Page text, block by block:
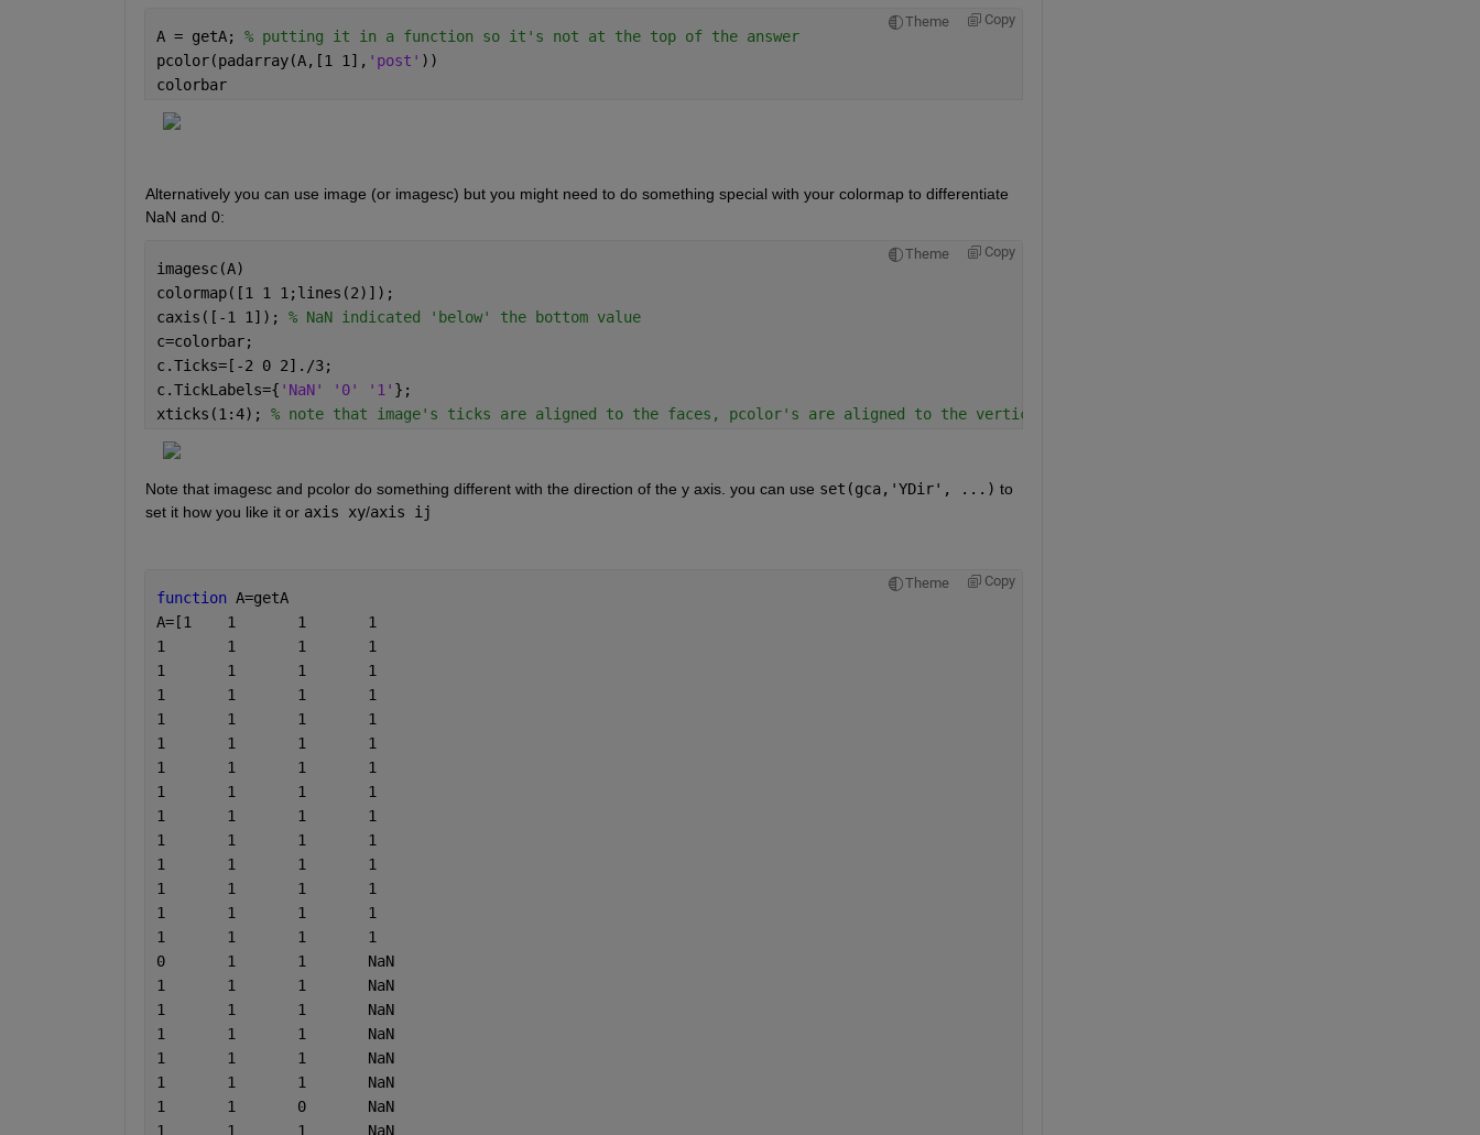
Theme Copy
A = getA; % putting it in a function so it's not at the top of the answer
pcolor(padarray(A,[1 1], 'post' ))
colorbar
Alternatively you can use image (or imagesc) but you might need to do something special with your colormap to differentiate
NaN and 0:
Theme Copy
imagesc(A)
colormap([1 1 1;lines(2)]);
caxis([-1 1]); % NaN indicated 'below' the bottom value
c=colorbar;
c.Ticks=[-2 0 2]./3;
c.TickLabels={ 'NaN' '0' '1' };
xticks(1:4); % note that image's ticks are aligned to the faces, pcolor's are aligned to the vertices
Note that imagesc and pcolor do something different with the direction of the y axis. you can use set(gca,'YDir', ...) to
set it how you like it or axis xy/axis ij
Theme Copy
function A=getA
A=[1	1	1	1
1	1	1	1
1	1	1	1
1	1	1	1
1	1	1	1
1	1	1	1
1	1	1	1
1	1	1	1
1	1	1	1
1	1	1	1
1	1	1	1
1	1	1	1
1	1	1	1
1	1	1	1
0	1	1	NaN
1	1	1	NaN
1	1	1	NaN
1	1	1	NaN
1	1	1	NaN
1	1	1	NaN
1	1	0	NaN
1	1	1	NaN